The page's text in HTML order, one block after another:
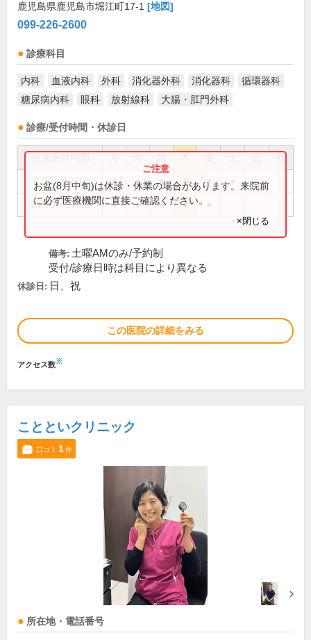
鹿児島県鹿児島市堀江町17-1 [地図]
099-226-2600
診療科目
内科 血液内科 外科 消化器外科 消化器科
循環器科
糖尿病内科
眼科 放射線科 大腸・肛門外科
診療/受付時間・休診日
祝
8:30～12:30 ● ● ● ● ●
14:00～17:30 ● ● ● ●
お盆(8月中旬)は休診・休業の場合があります。来院前
に必ず医療機関に直接ご確認ください。
×閉じる
備考: 土曜AMのみ/予約制
受付/診療日時は科目により異なる
休診日: 日、祝
この医院の詳細をみる
アクセス数※
ことといクリニック
口コミ 1件
所在地・電話番号